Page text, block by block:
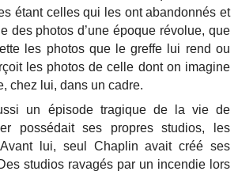
étant celles qui les ont abandonnés et
des photos d’une époque révolue, que
les photos que le greffe lui rend ou
les photos de celle dont on imagine
chez lui, dans un cadre.
un épisode tragique de la vie de
possédait ses propres studios, les
lui, seul Chaplin avait créé ses
studios ravagés par un incendie lors